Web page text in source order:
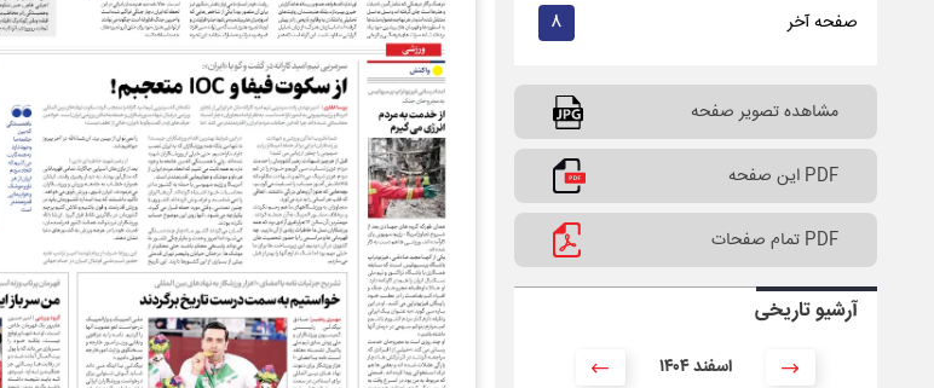
صفحه آخر ۸
مشاهده تصویر صفحه
PDF این صفحه
PDF تمام صفحات
آرشیو تاریخی
۱۴۰۴ اسفند